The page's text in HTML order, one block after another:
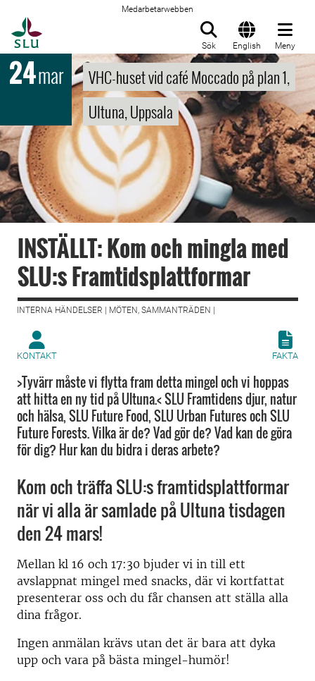
Medarbetarwebben
Sök English Meny
24mar
VHC-huset vid café Moccado på plan 1,
Ultuna, Uppsala
INSTÄLLT: Kom och mingla med
SLU:s Framtidsplattformar
INTERNA HÄNDELSER | MÖTEN, SAMMANTRÄDEN |
KONTAKT FAKTA
>Tyvärr måste vi flytta fram detta mingel och vi hoppas
att hitta en ny tid på Ultuna.< SLU Framtidens djur, natur
och hälsa, SLU Future Food, SLU Urban Futures och SLU
Future Forests. Vilka är de? Vad gör de? Vad kan de göra
för dig? Hur kan du bidra i deras arbete?
Kom och träffa SLU:s framtidsplattformar
när vi alla är samlade på Ultuna tisdagen
den 24 mars!
Mellan kl 16 och 17:30 bjuder vi in till ett
avslappnat mingel med snacks, där vi kortfattat
presenterar oss och du får chansen att ställa alla
dina frågor.
Ingen anmälan krävs utan det är bara att dyka
upp och vara på bästa mingel-humör!